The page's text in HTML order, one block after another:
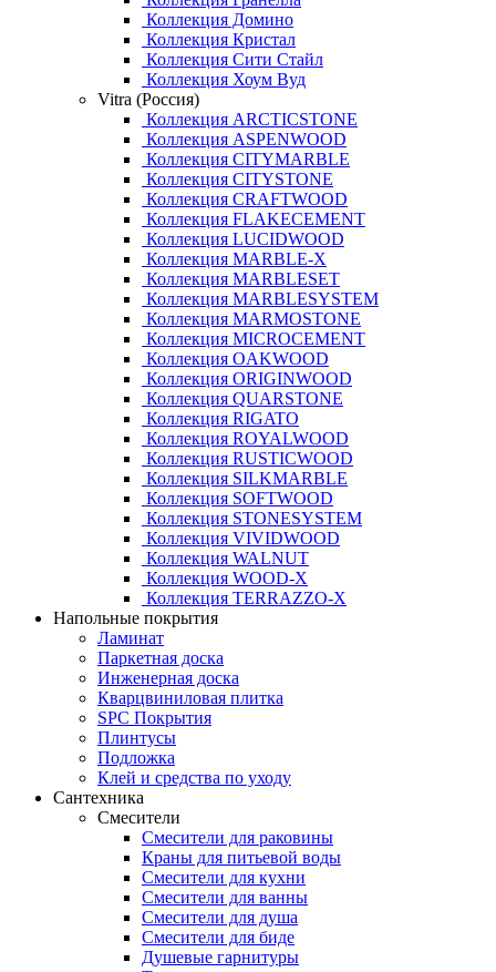
Коллекция Домино
Коллекция Кристал
Коллекция Сити Стайл
Коллекция Хоум Вуд
Vitra (Россия)
Коллекция ARCTICSTONE
Коллекция ASPENWOOD
Коллекция CITYMARBLE
Коллекция CITYSTONE
Коллекция CRAFTWOOD
Коллекция FLAKECEMENT
Коллекция LUCIDWOOD
Коллекция MARBLE-X
Коллекция MARBLESET
Коллекция MARBLESYSTEM
Коллекция MARMOSTONE
Коллекция MICROCEMENT
Коллекция OAKWOOD
Коллекция ORIGINWOOD
Коллекция QUARSTONE
Коллекция RIGATO
Коллекция ROYALWOOD
Коллекция RUSTICWOOD
Коллекция SILKMARBLE
Коллекция SOFTWOOD
Коллекция STONESYSTEM
Коллекция VIVIDWOOD
Коллекция WALNUT
Коллекция WOOD-X
Коллекция ТЕRRАZZO-X
Напольные покрытия
Ламинат
Паркетная доска
Инженерная доска
Кварцвиниловая плитка
SPC Покрытия
Плинтусы
Подложка
Клей и средства по уходу
Сантехника
Смесители
Смесители для раковины
Краны для питьевой воды
Смесители для кухни
Смесители для ванны
Смесители для душа
Смесители для биде
Душевые гарнитуры